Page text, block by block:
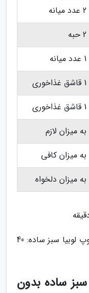
2 عدد میانه
2 حبه
1 عدد میانه
1 قاشق غذاخوری
1 قاشق غذاخوری
به میزان لازم
به میزان کافی
به میزان دلخواه
مدت زمان مورد احتیاج برای پخت سوپ لوبیا سبز ساده: 40
ساده بدون